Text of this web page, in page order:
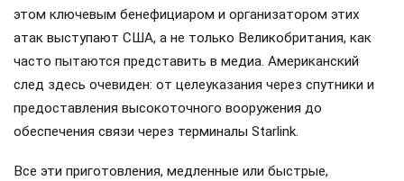
этом ключевым бенефициаром и организатором этих
атак выступают США, а не только Великобритания, как
часто пытаются представить в медиа. Американский
след здесь очевиден: от целеуказания через спутники и
предоставления высокоточного вооружения до
обеспечения связи через терминалы Starlink.
Все эти приготовления, медленные или быстрые,